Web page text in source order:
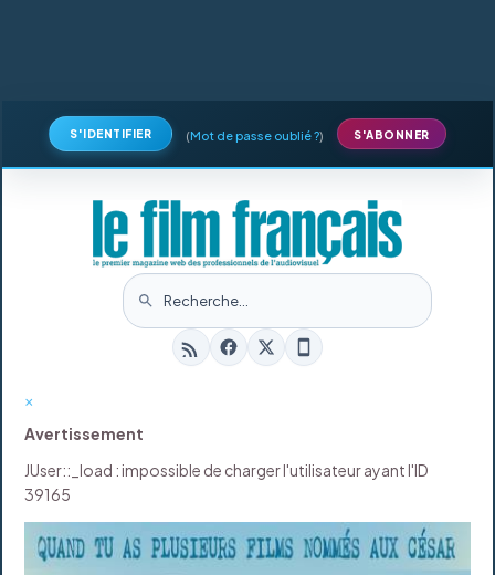
S'IDENTIFIER (Mot de passe oublié ?) S'ABONNER
×
Avertissement
JUser::_load : impossible de charger l'utilisateur ayant l'ID
39165